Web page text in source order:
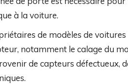
à la voiture.
de modèles de
notamment le calage du
de capteurs défectueux,